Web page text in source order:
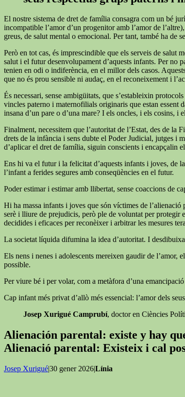
El nostre sistema de dret de família consagra com un bé
incompatible l’amor d’un progenitor amb l’amor de
greus, de salut mental o emocional. Per tant, també ha de
Però en tot cas, és imprescindible que els serveis de salut
salut i el futur desenvolupament d’aquests infants. Per no
tenien en odi o indiferència, en el millor dels casos.
que no és prou sensible ni audaç, en el reconeixement i
És necessari, sense ambigüitats, que s’estableixin
vincles paterno i maternofilials originaris que estan essent
insana d’un pare o d’una mare? I els oncles, i els cosins, i
Finalment, necessitem que l’autoritat de l’Estat, des de la
drets de la infància i sens dubte el Poder Judicial, jutges i
d’aplicar el dret de família, siguin conscients i encapçalin
Ens hi va el futur i la felicitat d’aquests infants i joves, de
l’infant a ferides segures amb conseqüències en el futur.
Poder estimar i estimar amb llibertat, sense coaccions de
Hi ha massa infants i joves que són víctimes de
serè i lliure de prejudicis, però ple de voluntat per protegir
decidides i eficaces per reconèixer i arbitrar les mesures
La societat líquida difumina la idea d’autoritat. I
Els nens i nenes i adolescents mereixen gaudir de l’amor,
possible.
Per viure bé i per volar, com a metàfora d’una
Cap infant més privat d’allò més essencial: l’amor dels
Josep Xurigué Camprubí, doctor en Ciències
Alienación parental: existe y hay
Alienació parental: Existeix i cal
Josep Xurigué|30 gener 2026|Línia